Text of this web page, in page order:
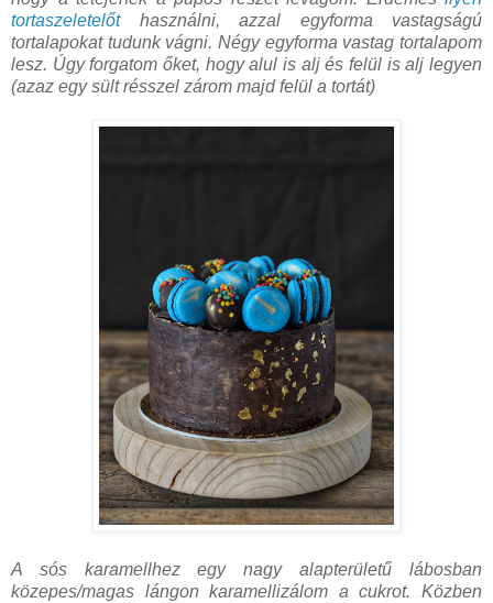
tortaszeletelőt használni, azzal egyforma vastagságú
tortalapokat tudunk vágni. Négy egyforma vastag tortalapom
lesz. Úgy forgatom őket, hogy alul is alj és felül is alj legyen
(azaz egy sült résszel zárom majd felül a tortát)
A sós karamellhez egy nagy alapterületű lábosban
közepes/magas lángon karamellizálom a cukrot. Közben